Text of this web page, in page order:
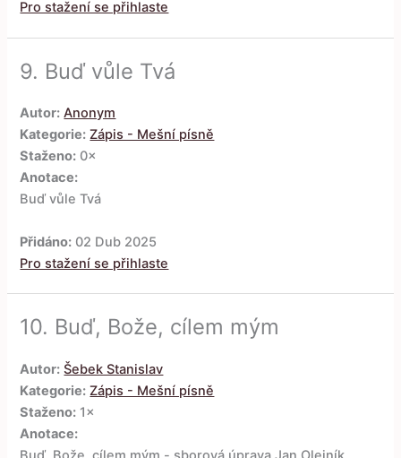
Pro stažení se přihlaste
9. Buď vůle Tvá
Autor: Anonym
Kategorie: Zápis - Mešní písně
Staženo: 0×
Anotace:
Buď vůle Tvá
Přidáno: 02 Dub 2025
Pro stažení se přihlaste
10. Buď, Bože, cílem mým
Autor: Šebek Stanislav
Kategorie: Zápis - Mešní písně
Staženo: 1×
Anotace: